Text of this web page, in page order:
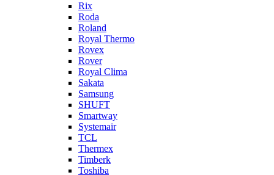
Rix
Roda
Roland
Royal Thermo
Rovex
Rover
Royal Clima
Sakata
Samsung
SHUFT
Smartway
Systemair
TCL
Thermex
Timberk
Toshiba